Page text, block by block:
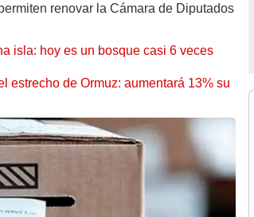
renovar la Cámara de Diputados
isla: hoy es un bosque casi 6 veces
estrecho de Ormuz: aumentará 13% su